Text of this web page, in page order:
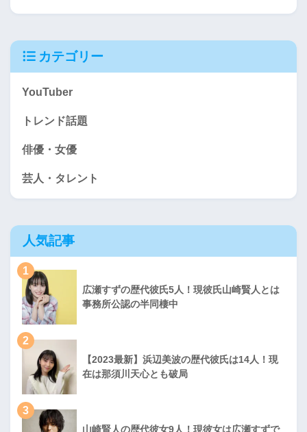
カテゴリー
YouTuber
トレンド話題
俳優・女優
芸人・タレント
人気記事
1
広瀬すずの歴代彼氏5人！現彼氏山崎賢人とは
事務所公認の半同棲中
2
【2023最新】浜辺美波の歴代彼氏は14人！現
在は那須川天心とも破局
3
山崎賢人の歴代彼女9人！現彼女は広瀬すずで